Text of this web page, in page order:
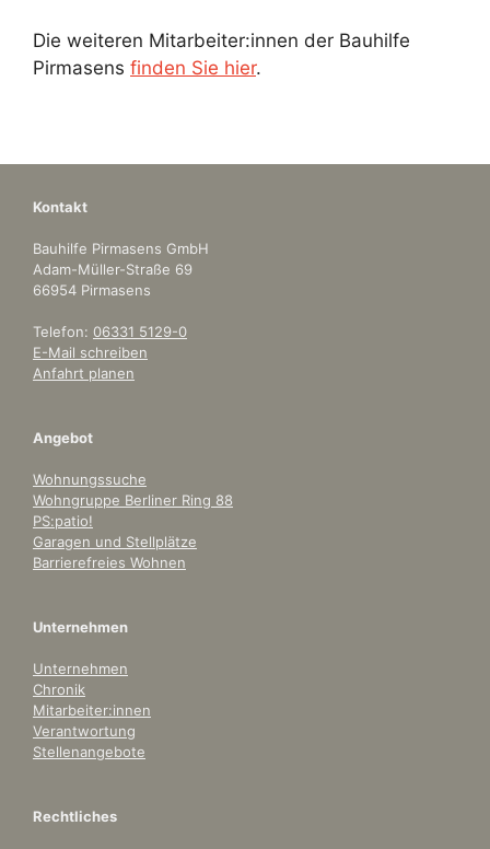
Die weiteren Mitarbeiter:innen der Bauhilfe
Pirmasens finden Sie hier.
Kontakt
Bauhilfe Pirmasens GmbH
Adam-Müller-Straße 69
66954 Pirmasens
Telefon: 06331 5129-0
E-Mail schreiben
Anfahrt planen
Angebot
Wohnungssuche
Wohngruppe Berliner Ring 88
PS:patio!
Garagen und Stellplätze
Barrierefreies Wohnen
Unternehmen
Unternehmen
Chronik
Mitarbeiter:innen
Verantwortung
Stellenangebote
Rechtliches